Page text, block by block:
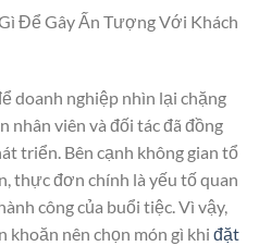
Để Gây Ấn Tượng Với Khách
doanh nghiệp nhìn lại chặng
nhân viên và đối tác đã đồng
triển. Bên cạnh không gian tổ
thực đơn chính là yếu tố quan
công của buổi tiệc. Vì vậy,
khoăn nên chọn món gì khi đặt